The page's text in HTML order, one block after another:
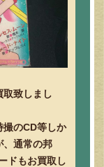
取致しまし
撮のCD等しか
、通常の邦
ドもお買取し